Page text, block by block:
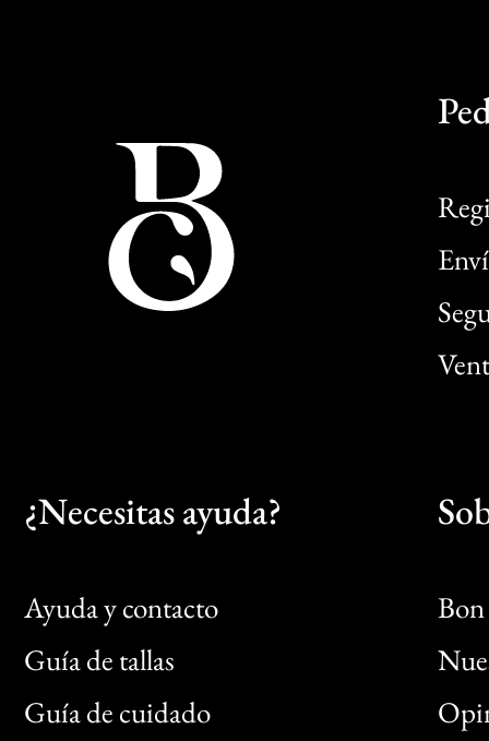
¿Necesitas ayuda?
Ayuda y contacto
Guía de tallas
Guía de cuidado
Bon